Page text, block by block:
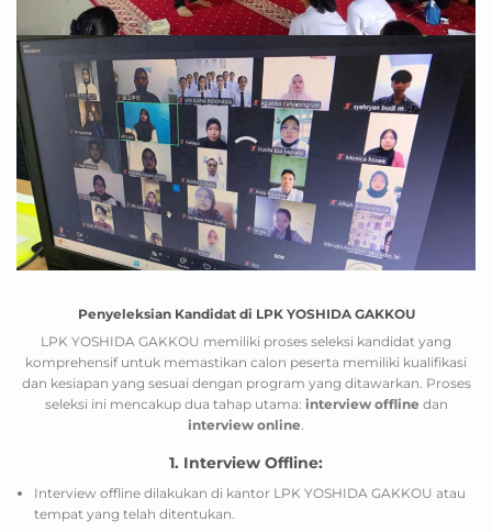
Penyeleksian Kandidat di LPK YOSHIDA GAKKOU
LPK YOSHIDA GAKKOU memiliki proses seleksi kandidat yang
komprehensif untuk memastikan calon peserta memiliki kualifikasi
dan kesiapan yang sesuai dengan program yang ditawarkan. Proses
seleksi ini mencakup dua tahap utama: interview offline dan
interview online
1. Interview Offline:
Interview offline dilakukan di kantor LPK YOSHIDA GAKKOU atau
tempat yang telah ditentukan.